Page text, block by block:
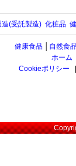
(受託製造) 化粧品
健康食品 自然食
ホーム
Cookieポリシー